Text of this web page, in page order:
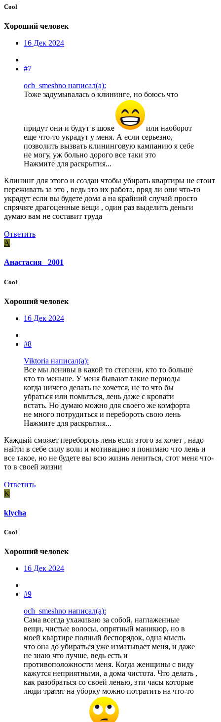
Cool
Хороший человек
16 Дек 2024
#7
och_smeshno написал(а):
Тоже задумывалась о клининге, но боюсь что
придут они и будут в шоке
или наоборот
еще что-то украдут у меня. А если серьезно,
позволить вызвать клининговую кампанию я себе
не могу, уж больно дорого все таки это
Нажмите для раскрытия...
Клининг для этого и создан чтобы убирать квартиры не стоит
переживать за это , ведь это их работа, вряд ли они что-то
украдут если вы будете дома а на крайний случай просто
спрячьте драгоценные вещи , один раз выделить деньги
думаю вам не составит труда
Ответить
А
Анастасия _2001
Cool
Хороший человек
16 Дек 2024
#8
Viktoria написал(а):
Все мы ленивы в какой то степени, кто то больше
кто то меньше. У меня бывают такие периоды
когда ничего делать не хочется, не то что бы
убраться или помыться, лень даже с кровати
встать. Но думаю можно для своего же комфорта
не много потрудиться и перебороть свою лень
Нажмите для раскрытия...
Каждый сможет перебороть лень если этого за хочет , надо
найти в себе силу воли и мотивацию я понимаю что лень и
все такое, но не будете вы всю жизнь лениться, стот меня что-
то в своей жизни
Ответить
K
klycha
Cool
Хороший человек
16 Дек 2024
#9
och_smeshno написал(а):
Сама всегда ухаживаю за собой, наглаженные
вещи, чистые волосы, опрятный маникюр, но в
моей квартире полный беспорядок, одна мысль
что она до убираться уже изматывает меня, и даже
не знаю что лучше, ведь есть и
противоположности меня. Когда женщины с виду
кажутся неприятными, а дома чистота. Что делать ,
как разобраться со своей ленью, эти часы которые
люди тратят на уборку можно потратить на что-то